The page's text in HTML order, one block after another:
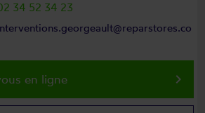
34 52 34 23
en ligne keyboard_arrow_right